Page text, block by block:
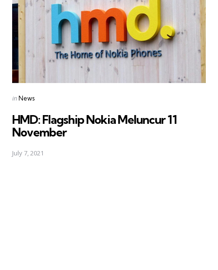
Posted
inNews
HMD: Flagship Nokia Meluncur 11
November
July 7, 2021